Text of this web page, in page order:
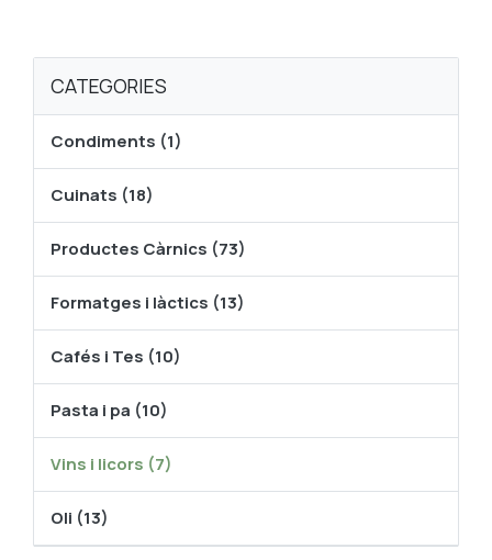
CATEGORIES
Condiments (1)
Cuinats (18)
Productes Càrnics (73)
Formatges i làctics (13)
Cafés i Tes (10)
Pasta i pa (10)
Vins i licors (7)
Oli (13)